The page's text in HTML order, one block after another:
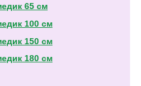
65 см
100 см
150 см
180 см